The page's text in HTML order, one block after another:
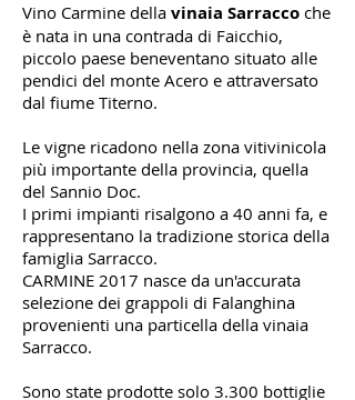
Vino Carmine della vinaia Sarracco che
è nata in una contrada di Faicchio,
piccolo paese beneventano situato alle
pendici del monte Acero e attraversato
dal fiume Titerno.
Le vigne ricadono nella zona vitivinicola
più importante della provincia, quella
del Sannio Doc.
I primi impianti risalgono a 40 anni fa, e
rappresentano la tradizione storica della
famiglia Sarracco.
CARMINE 2017 nasce da un'accurata
selezione dei grappoli di Falanghina
provenienti una particella della vinaia
Sarracco.
Sono state prodotte solo 3.300 bottiglie